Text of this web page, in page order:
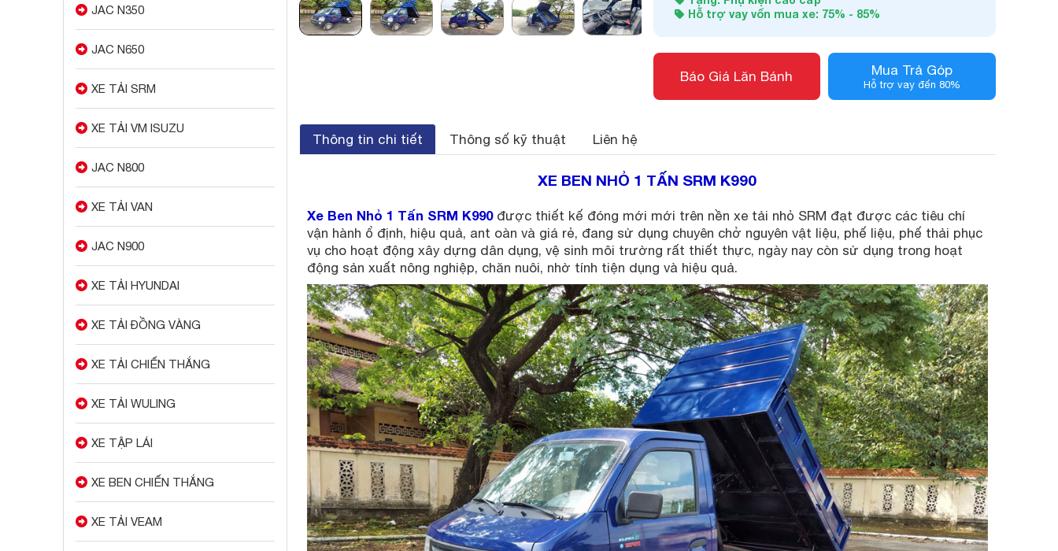
JAC N350
JAC N650
XE TẢI SRM
XE TẢI VM ISUZU
JAC N800
XE TẢI VAN
JAC N900
XE TẢI HYUNDAI
XE TẢI ĐỒNG VÀNG
XE TẢI CHIẾN THẮNG
XE TẢI WULING
XE TẬP LÁI
XE BEN CHIẾN THẮNG
XE TẢI VEAM
Hỗ trợ vay vốn mua xe: 75% - 85%
Báo Giá Lăn Bánh Mua Trả Góp
Hỗ trợ vay đến 80%
Thông tin chi tiết Thông số kỹ thuật Liên hệ
XE BEN NHỎ 1 TẤN SRM K990
Xe Ben Nhỏ 1 Tấn SRM K990được thiết kế đóng mới mới trên nền xe tải nhỏ SRM đạt được các tiêu chí
vận hành ổ định, hiệu quả, ant oàn và giá rẻ, đang sử dụng chuyên chở nguyên vật liệu, phế liệu, phế thải phục
vụ cho hoạt động xây dựng dân dụng, vệ sinh môi trường rất thiết thực, ngày nay còn sử dụng trong hoạt
động sản xuất nông nghiệp, chăn nuôi, nhờ tính tiện dụng và hiệu quả.